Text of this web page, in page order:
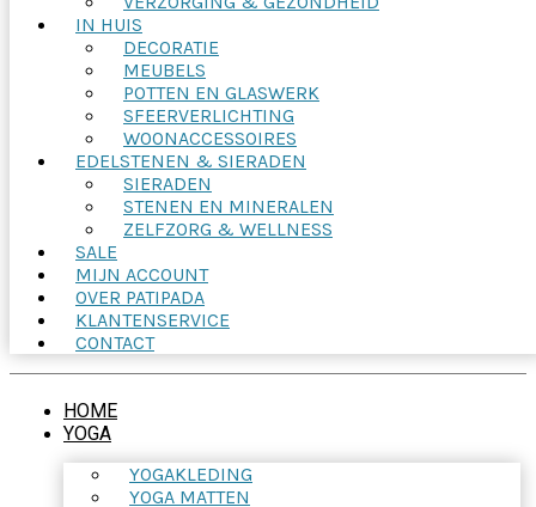
IN HUIS
DECORATIE
MEUBELS
POTTEN EN GLASWERK
SFEERVERLICHTING
WOONACCESSOIRES
EDELSTENEN & SIERADEN
SIERADEN
STENEN EN MINERALEN
ZELFZORG & WELLNESS
SALE
MIJN ACCOUNT
OVER PATIPADA
KLANTENSERVICE
CONTACT
HOME
YOGA
YOGAKLEDING
YOGA MATTEN